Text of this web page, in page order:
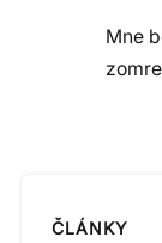
Mne
ČLÁNKY